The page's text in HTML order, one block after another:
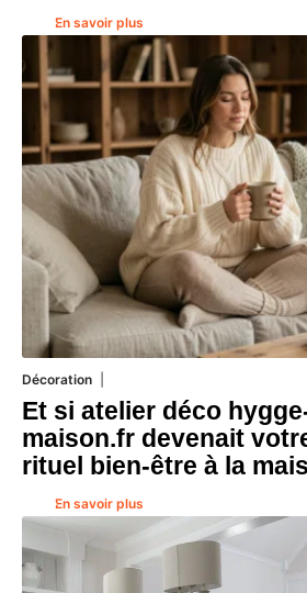
En savoir plus
Décoration
Et si atelier déco
maison.fr devenait
rituel bien-être à la
En savoir plus